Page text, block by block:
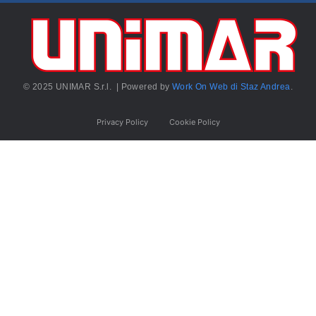
© 2025 UNIMAR S.r.l. | Powered byWork On Web di Staz Andrea.
Privacy Policy Cookie Policy